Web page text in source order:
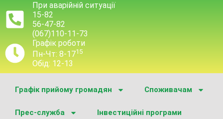
При аварійній ситуації
15-82
56-47-82
(067)110-11-73
Графік роботи
Пн-Чт: 8-1715
Обід: 12-13
Графік прийому громадян Споживачам
Прес-служба Інвестиційні програми